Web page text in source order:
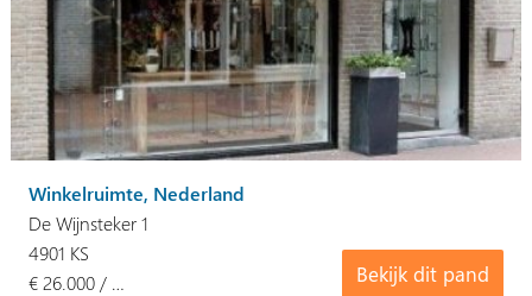
Winkelruimte, Nederland
De Wijnsteker 1
Bekijk dit pand
4901 KS
€ 26.000 / …